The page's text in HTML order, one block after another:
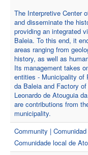
The Interpretive Center
and disseminate the
providing an integrated
Baleia. To this end, it
areas ranging from
history, as well as
Its management takes
entities - Municipality of
da Baleia and Factory
Leonardo de Atouguia
are contributions from
municipality.
Community |
Comunidade local de